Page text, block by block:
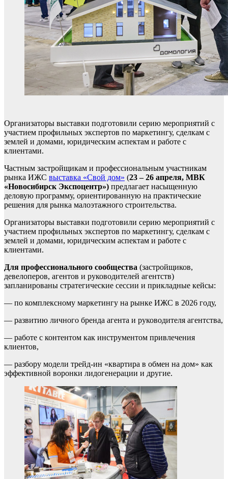
Организаторы выставки подготовили серию мероприятий с
участием профильных экспертов по маркетингу, сделкам с
землей и домами, юридическим аспектам и работе с
клиентами.
Частным застройщикам и профессиональным участникам
рынка ИЖС выставка «Свой дом» (23 – 26 апреля, МВК
«Новосибирск Экспоцентр») предлагает насыщенную
деловую программу, ориентированную на практические
решения для рынка малоэтажного строительства.
Организаторы выставки подготовили серию мероприятий с
участием профильных экспертов по маркетингу, сделкам с
землей и домами, юридическим аспектам и работе с
клиентами.
Для профессионального сообщества (застройщиков,
девелоперов, агентов и руководителей агентств)
запланированы стратегические сессии и прикладные кейсы:
— по комплексному маркетингу на рынке ИЖС в 2026 году,
— развитию личного бренда агента и руководителя агентства,
— работе с контентом как инструментом привлечения
клиентов,
— разбору модели трейд-ин «квартира в обмен на дом» как
эффективной воронки лидогенерации и другие.